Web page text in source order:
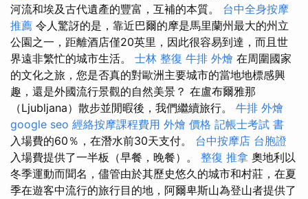
河流和埃及古代遺產的豐富，互補的本質。 台中全身按摩
推薦 令人驚訝的是，靠近巴爾的摩是馬里蘭州最大的州立
公園之一，距離酒店僅20英里，因此很容易到達，而且世
界遠非繁忙的城市生活。 士林 整復 牛排 外燴 在周圍國家
的文化之旅，您是否真的對歐洲主要城市的當地地標感興
趣，還是外國流行景觀的自然美景？ 在盧布爾雅那
（Ljubljana）散步並閒暇後，我們繼續旅行。 牛排 外燴
google seo 經絡按摩課程費用 外燴 價格 記帳士考試 書
入場費的60％，在潛水前30天支付。 台中按摩店 台胞證
入場費提供了一半板（早餐，晚餐）。 整復 推拿 奧地利以
冬季運動而聞名，儘管由於其歷史悠久的城市和村莊，在夏
季在遊客中流行的旅行目的地，阿爾卑斯山為登山者提供了